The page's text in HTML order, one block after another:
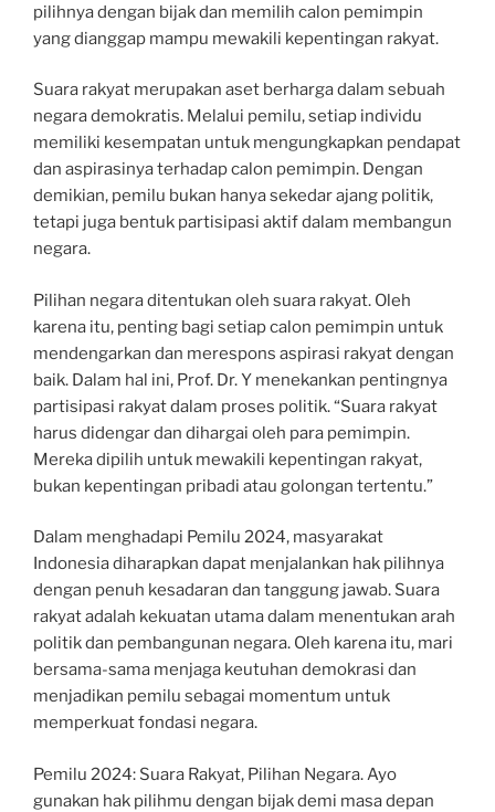
pilihnya dengan bijak dan memilih calon pemimpin
yang dianggap mampu mewakili kepentingan rakyat.
Suara rakyat merupakan aset berharga dalam sebuah
negara demokratis. Melalui pemilu, setiap individu
memiliki kesempatan untuk mengungkapkan pendapat
dan aspirasinya terhadap calon pemimpin. Dengan
demikian, pemilu bukan hanya sekedar ajang politik,
tetapi juga bentuk partisipasi aktif dalam membangun
negara.
Pilihan negara ditentukan oleh suara rakyat. Oleh
karena itu, penting bagi setiap calon pemimpin untuk
mendengarkan dan merespons aspirasi rakyat dengan
baik. Dalam hal ini, Prof. Dr. Y menekankan pentingnya
partisipasi rakyat dalam proses politik. “Suara rakyat
harus didengar dan dihargai oleh para pemimpin.
Mereka dipilih untuk mewakili kepentingan rakyat,
bukan kepentingan pribadi atau golongan tertentu.”
Dalam menghadapi Pemilu 2024, masyarakat
Indonesia diharapkan dapat menjalankan hak pilihnya
dengan penuh kesadaran dan tanggung jawab. Suara
rakyat adalah kekuatan utama dalam menentukan arah
politik dan pembangunan negara. Oleh karena itu, mari
bersama-sama menjaga keutuhan demokrasi dan
menjadikan pemilu sebagai momentum untuk
memperkuat fondasi negara.
Pemilu 2024: Suara Rakyat, Pilihan Negara. Ayo
gunakan hak pilihmu dengan bijak demi masa depan